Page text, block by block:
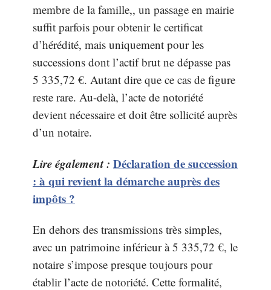
membre de la famille,, un passage en mairie
suffit parfois pour obtenir le certificat
d’hérédité, mais uniquement pour les
successions dont l’actif brut ne dépasse pas
5 335,72 €. Autant dire que ce cas de figure
reste rare. Au-delà, l’acte de notoriété
devient nécessaire et doit être sollicité auprès
d’un notaire.
Lire également : Déclaration de succession
: à qui revient la démarche auprès des
impôts ?
En dehors des transmissions très simples,
avec un patrimoine inférieur à 5 335,72 €, le
notaire s’impose presque toujours pour
établir l’acte de notoriété. Cette formalité,